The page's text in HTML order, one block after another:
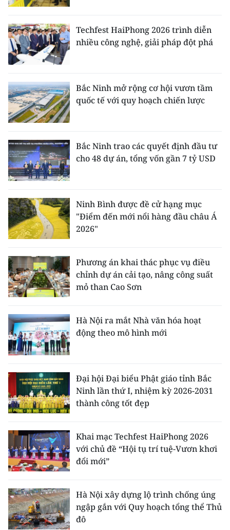
Techfest HaiPhong 2026 trình diễn
nhiều công nghệ, giải pháp đột phá
Bắc Ninh mở rộng cơ hội vươn tầm
quốc tế với quy hoạch chiến lược
Bắc Ninh trao các quyết định đầu tư
cho 48 dự án, tổng vốn gần 7 tỷ USD
Ninh Bình được đề cử hạng mục
"Điểm đến mới nổi hàng đầu châu Á
2026"
Phương án khai thác phục vụ điều
chỉnh dự án cải tạo, nâng công suất
mỏ than Cao Sơn
Hà Nội ra mắt Nhà văn hóa hoạt
động theo mô hình mới
Đại hội Đại biểu Phật giáo tỉnh Bắc
Ninh lần thứ I, nhiệm kỳ 2026-2031
thành công tốt đẹp
Khai mạc Techfest HaiPhong 2026
với chủ đề “Hội tụ trí tuệ-Vươn khơi
đổi mới”
Hà Nội xây dựng lộ trình chống úng
ngập gắn với Quy hoạch tổng thể Thủ
đô